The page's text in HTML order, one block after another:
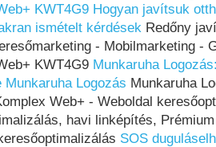
KWT4G9 Hogyan javítsuk
ismételt kérdések Redőny
- Mobilmarketing -
KWT4G9 Munkaruha
Munkaruha Logozás Munkaruha
Web+ - Weboldal
havi linképítés,
SOS